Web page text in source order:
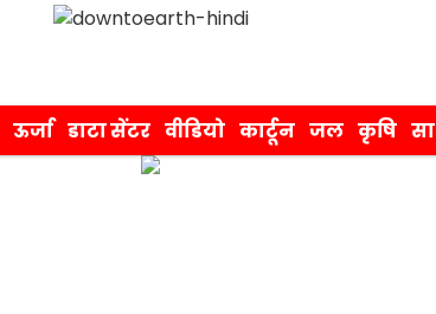
ऊर्जा डाटा सेंटर वीडियो कार्टून जल कृषि